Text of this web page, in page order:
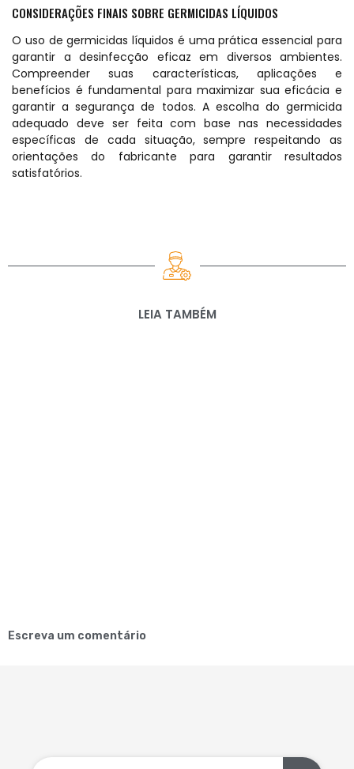
CONSIDERAÇÕES FINAIS SOBRE GERMICIDAS LÍQUIDOS
O uso de germicidas líquidos é uma prática essencial para
garantir a desinfecção eficaz em diversos ambientes.
Compreender suas características, aplicações e
benefícios é fundamental para maximizar sua eficácia e
garantir a segurança de todos. A escolha do germicida
adequado deve ser feita com base nas necessidades
específicas de cada situação, sempre respeitando as
orientações do fabricante para garantir resultados
satisfatórios.
LEIA TAMBÉM
Escreva um comentário